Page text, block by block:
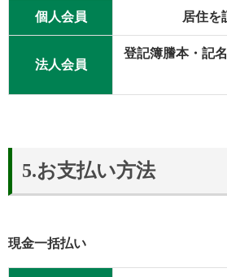
個人会員 居住を
法人会員
登記簿謄本・記
5.お支払い方法
現金一括払い